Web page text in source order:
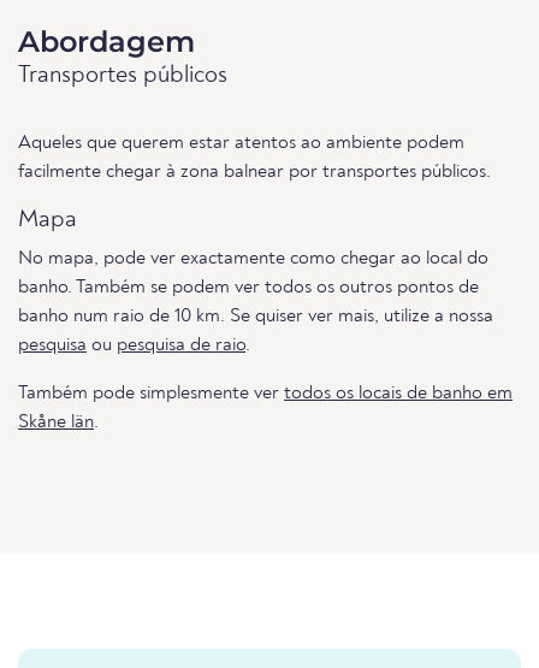
Abordagem
Transportes públicos
Aqueles que querem estar atentos ao ambiente podem
facilmente chegar à zona balnear por transportes públicos.
Mapa
No mapa, pode ver exactamente como chegar ao local do
banho. Também se podem ver todos os outros pontos de
banho num raio de 10 km. Se quiser ver mais, utilize a nossa
pesquisa ou pesquisa de raio.
Também pode simplesmente ver todos os locais de banho em
Skåne län.